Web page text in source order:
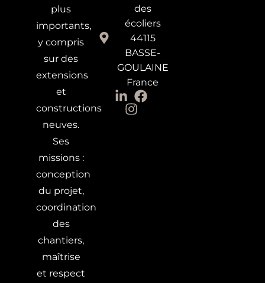
plus
importants,
y compris
sur des
extensions
et
constructions
neuves.
Ses
missions :
conception
du projet,
coordination
des
chantiers,
maîtrise
et respect
des
écoliers
44115
BASSE-
GOULAINE
France